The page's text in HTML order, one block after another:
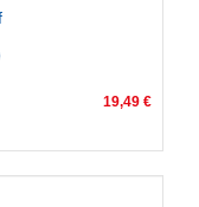
19,49 €